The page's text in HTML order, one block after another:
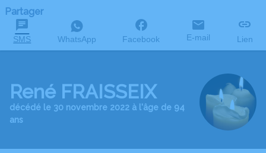
Partager
SMS WhatsApp Facebook E-mail Lien
René FRAISSEIX
décédé le 30 novembre 2022 à l'âge de 94
ans